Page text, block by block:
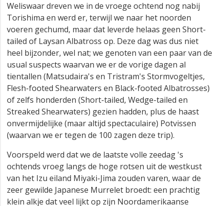
Weliswaar dreven we in de vroege ochtend nog nabij
Torishima en werd er, terwijl we naar het noorden
voeren gechumd, maar dat leverde helaas geen Short-
tailed of Laysan Albatross op. Deze dag was dus niet
heel bijzonder, wel nat; we genoten van een paar van de
usual suspects waarvan we er de vorige dagen al
tientallen (Matsudaira's en Tristram's Stormvogeltjes,
Flesh-footed Shearwaters en Black-footed Albatrosses)
of zelfs honderden (Short-tailed, Wedge-tailed en
Streaked Shearwaters) gezien hadden, plus de haast
onvermijdelijke (maar altijd spectaculaire) Potvissen
(waarvan we er tegen de 100 zagen deze trip).
Voorspeld werd dat we de laatste volle zeedag 's
ochtends vroeg langs de hoge rotsen uit de westkust
van het Izu eiland Miyaki-Jima zouden varen, waar de
zeer gewilde Japanese Murrelet broedt: een prachtig
klein alkje dat veel lijkt op zijn Noordamerikaanse